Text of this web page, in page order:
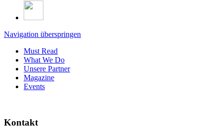
Navigation überspringen
Must Read
What We Do
Unsere Partner
Magazine
Events
Kontakt